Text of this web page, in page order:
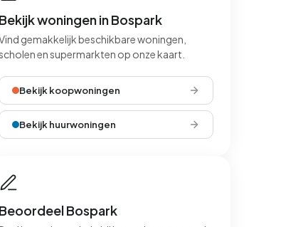
Bekijk woningen in Bospark
gemakkelijk beschikbare woningen,
en supermarkten op onze kaart.
Bekijk koopwoningen
Bekijk huurwoningen
Beoordeel Bospark